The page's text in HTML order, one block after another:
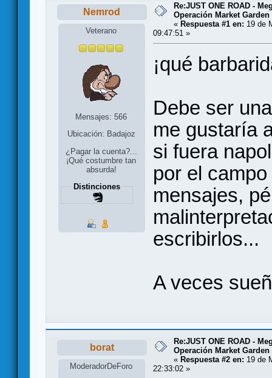
Nemrod
Veterano
Mensajes: 566
Ubicación: Badajoz
¿Pagar la cuenta?...
¡Qué costumbre tan
absurda!
Distinciones
Re:JUST ONE ROAD -
Operación Market Garden
« Respuesta #1 en: 19 de
09:47:51 »
¡qué
Debe ser
me gustaría
si fuera
por el
mensajes,
escribirlos...
A veces
borat
ModeradorDeForo
Re:JUST ONE ROAD -
Operación Market Garden
« Respuesta #2 en: 19 de
22:33:02 »